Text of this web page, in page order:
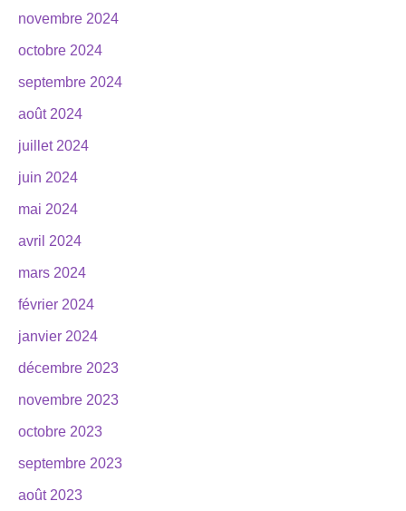
novembre 2024
octobre 2024
septembre 2024
août 2024
juillet 2024
juin 2024
mai 2024
avril 2024
mars 2024
février 2024
janvier 2024
décembre 2023
novembre 2023
octobre 2023
septembre 2023
août 2023